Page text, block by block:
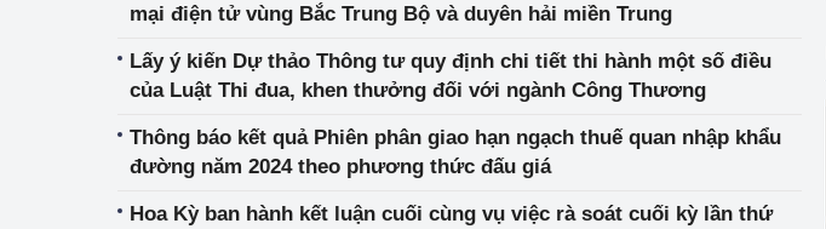
mại điện tử vùng Bắc Trung Bộ và duyên hải miền Trung
Lấy ý kiến Dự thảo Thông tư quy định chi tiết thi hành một số điều
của Luật Thi đua, khen thưởng đối với ngành Công Thương
Thông báo kết quả Phiên phân giao hạn ngạch thuế quan nhập khẩu
đường năm 2024 theo phương thức đấu giá
Hoa Kỳ ban hành kết luận cuối cùng vụ việc rà soát cuối kỳ lần thứ